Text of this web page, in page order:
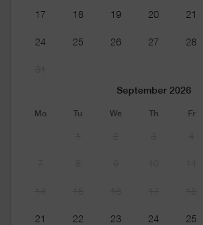
17 18 19 20 21
24 25 26 27 28
September 2026
Mo Tu We Th Fr
21 22 23 24 25